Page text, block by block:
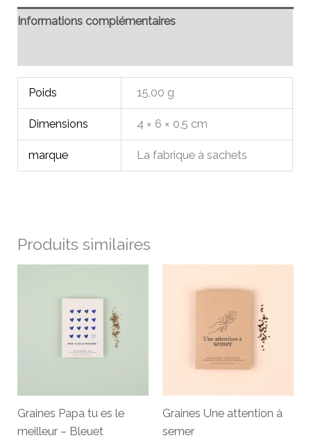
Informations complémentaires
Poids 15,00 g
Dimensions 4 × 6 × 0,5 cm
marque La fabrique à sachets
Produits similaires
Graines Papa tu es le
meilleur – Bleuet
Graines Une attention à
semer